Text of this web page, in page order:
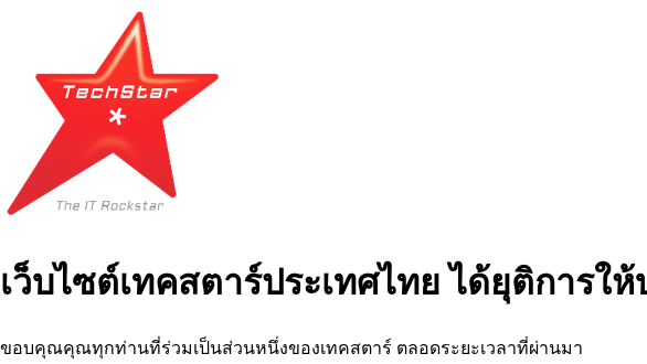
เว็บไซต์เทคสตาร์ประเทศไทย ได้ยุติการใ
ขอบคุณคุณทุกท่านที่ร่วมเป็นส่วนหนึ่งของเทคสตาร์ ตลอดระยะเวลาที่ผ่านมา